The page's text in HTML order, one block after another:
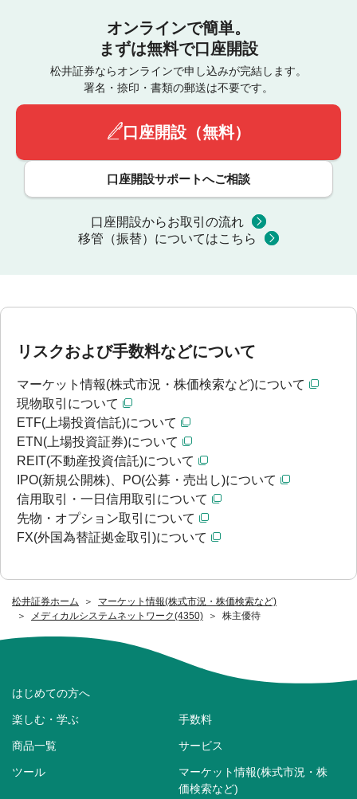
松井証券ホーム
マーケット情報(株式市況・株価検索など)
メディカルシステムネットワーク(4350)
株主優待
オンラインで簡単。
まずは無料で口座開設
松井証券ならオンラインで申し込みが完結します。
署名・捺印・書類の郵送は不要です。
口座開設（無料）
口座開設サポートへご相談
口座開設からお取引の流れ
移管（振替）についてはこちら
リスクおよび手数料などについて
マーケット情報(株式市況・株価検索など)について
現物取引について
ETF(上場投資信託)について
ETN(上場投資証券)について
REIT(不動産投資信託)について
IPO(新規公開株)、PO(公募・売出し)について
信用取引・一日信用取引について
先物・オプション取引について
FX(外国為替証拠金取引)について
はじめての方へ
楽しむ・学ぶ 手数料
商品一覧 サービス
ツール
マーケット情報(株式市況・株
価検索など)